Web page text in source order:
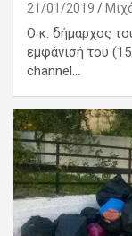
21/01/2019
Ο κ. δήμαρχος
εμφάνισή του
channel…